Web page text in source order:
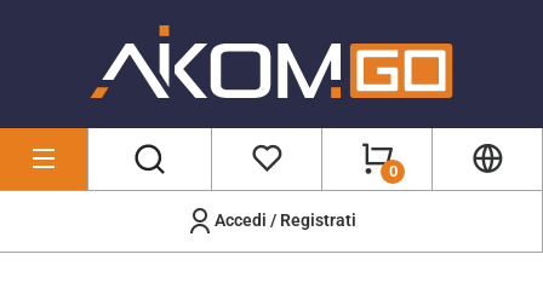
Accedi / Registrati
0